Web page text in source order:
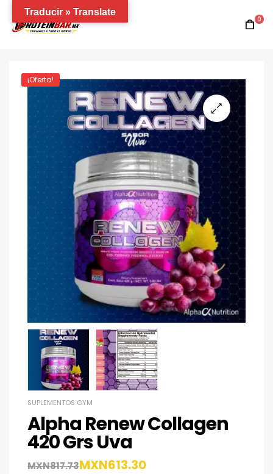
0
¡Oferta!
SUPLEMENTOS GYM
Alpha Renew Collagen
420 Grs Uva
MXN817.73MXN613.30
Traducir » Translate